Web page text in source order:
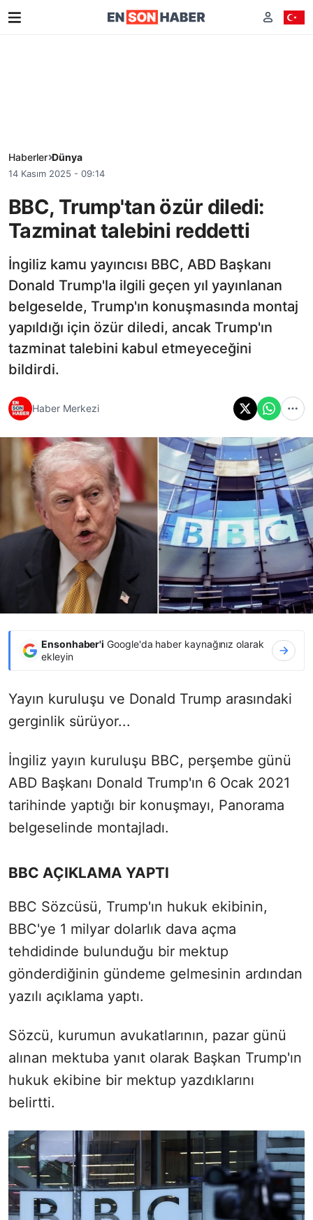
Haberler Dünya
14 Kasım 2025 - 09:14
BBC, Trump'tan özür diledi:
Tazminat talebini reddetti
İngiliz kamu yayıncısı BBC, ABD Başkanı
Donald Trump'la ilgili geçen yıl yayınlanan
belgeselde, Trump'ın konuşmasında montaj
yapıldığı için özür diledi, ancak Trump'ın
tazminat talebini kabul etmeyeceğini
bildirdi.
Haber Merkezi
Ensonhaber'i Google'da haber kaynağınız olarak
ekleyin
Yayın kuruluşu ve Donald Trump arasındaki
gerginlik sürüyor...
İngiliz yayın kuruluşu BBC, perşembe günü
ABD Başkanı Donald Trump'ın 6 Ocak 2021
tarihinde yaptığı bir konuşmayı, Panorama
belgeselinde montajladı.
BBC AÇIKLAMA YAPTI
BBC Sözcüsü, Trump'ın hukuk ekibinin,
BBC'ye 1 milyar dolarlık dava açma
tehdidinde bulunduğu bir mektup
gönderdiğinin gündeme gelmesinin ardından
yazılı açıklama yaptı.
Sözcü, kurumun avukatlarının, pazar günü
alınan mektuba yanıt olarak Başkan Trump'ın
hukuk ekibine bir mektup yazdıklarını
belirtti.